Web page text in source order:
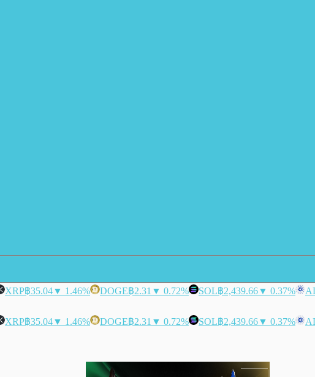
XRP฿35.04▼ 1.46% DOGE฿2.31 ▼ 0.72% SOL฿2,439.66▼ 0.37%
XRP฿35.04▼ 1.46% DOGE฿2.31 ▼ 0.72% SOL฿2,439.66▼ 0.37%